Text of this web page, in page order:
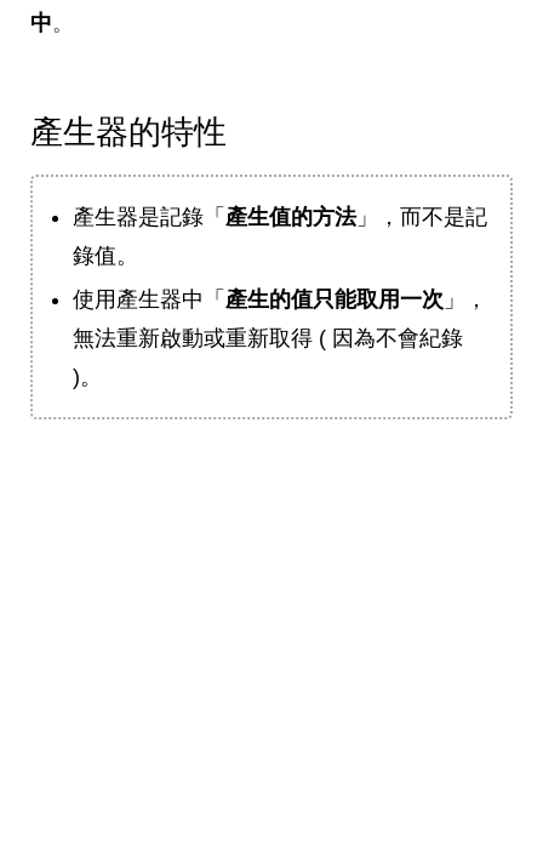
中。
產生器的特性
產生器是記錄「 產生值的方法」，而不是記
錄值。
使用產生器中「 產生的值只能取用一次 」，
無法重新啟動或重新取得 ( 因為不會紀錄
)。